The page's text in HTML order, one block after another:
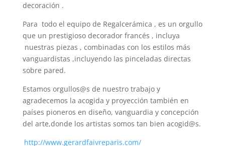
decoración .
Para todo el equipo de Regalcerámica , es un orgullo
que un prestigioso decorador francés , incluya
nuestras piezas , combinadas con los estilos más
vanguardistas ,incluyendo las pinceladas directas
sobre pared.
Estamos orgullos@s de nuestro trabajo y
agradecemos la acogida y proyección también en
países pioneros en diseño, vanguardia y concepción
del arte,donde los artistas somos tan bien acogid@s.
http://www.gerardfaivreparis.com/